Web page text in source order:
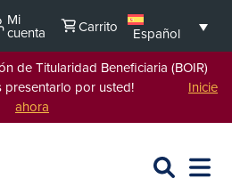
Mi
cuenta Carrito
Español
de Titularidad Beneficiaria (BOIR)
presentarlo por usted! Inicie
ahora
BUSCAR
ABRIR